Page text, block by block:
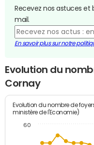
Recevez nos astuces
mail.
En savoir plus sur notre
Evolution du
Cornay
Evolution du nombre de
ministère de l'Economie)
60